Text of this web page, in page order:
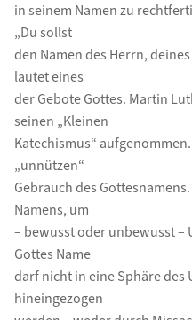
in seinem Namen zu
„Du sollst
den Namen des Herrn,
lautet eines
der Gebote Gottes. Martin
seinen „Kleinen
Katechismus“
„unnützen“
Gebrauch des
Namens, um
– bewusst oder unbewusst –
Gottes Name
darf nicht in eine Sphäre des
hineingezogen